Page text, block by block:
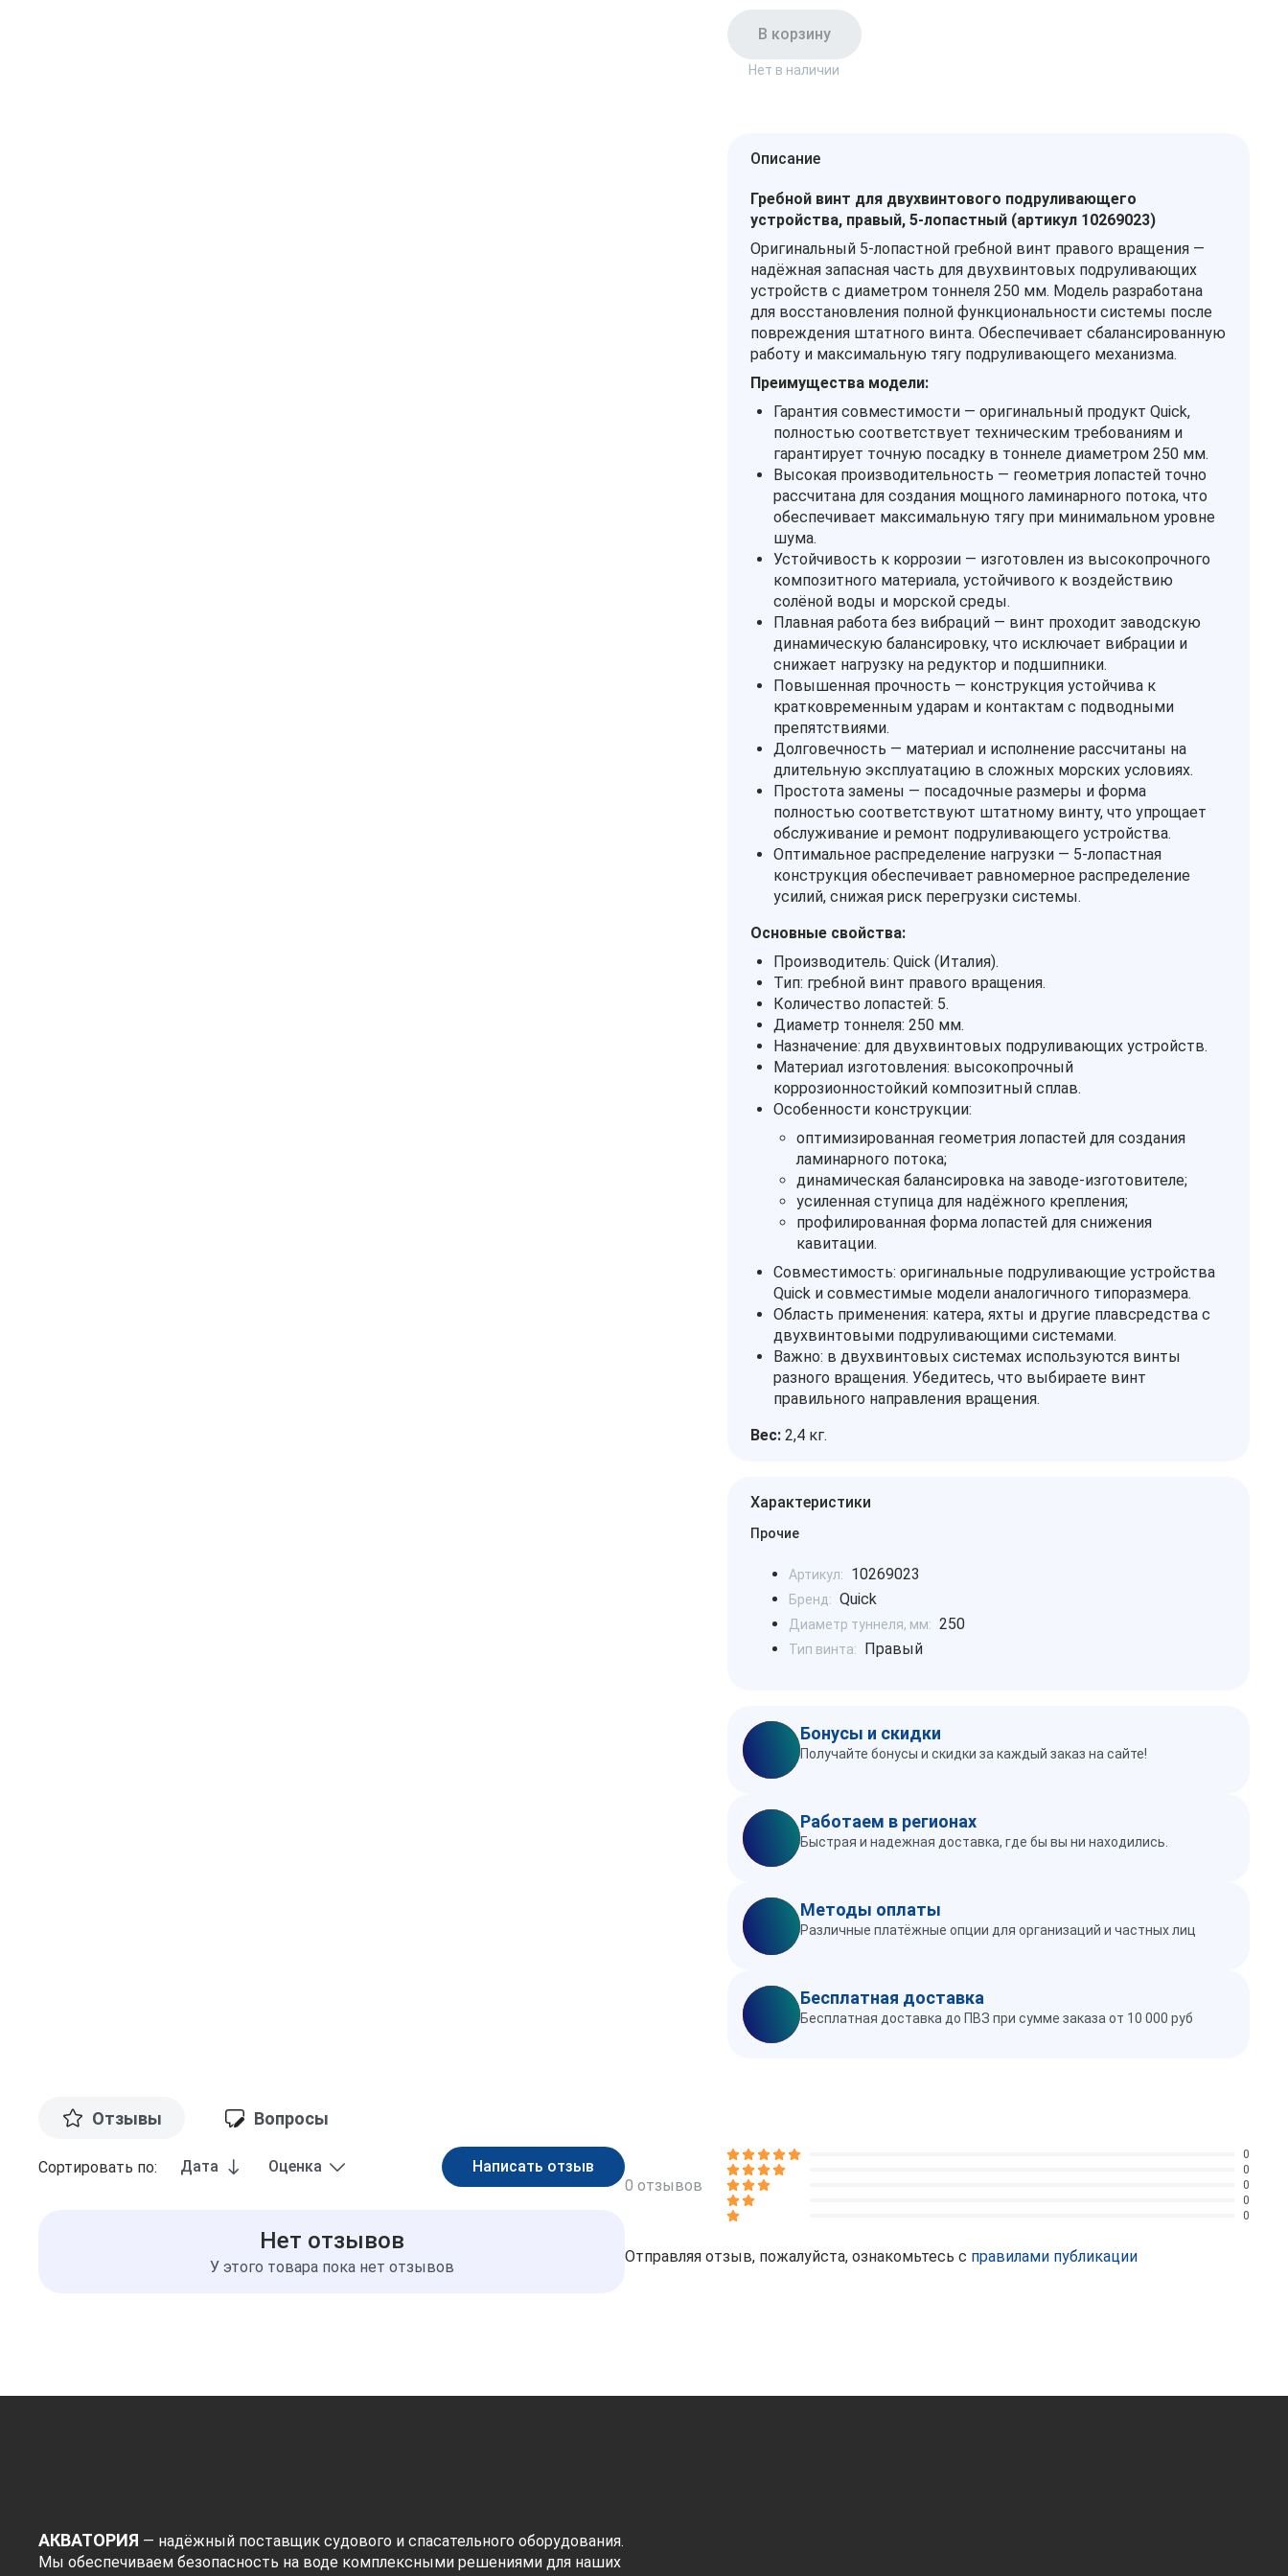
В корзину
Нет в наличии
Описание
Гребной винт для двухвинтового подруливающего
устройства, правый, 5‑лопастный (артикул 10269023)
Оригинальный 5‑лопастной гребной винт правого вращения —
надёжная запасная часть для двухвинтовых подруливающих
устройств с диаметром тоннеля 250 мм. Модель разработана
для восстановления полной функциональности системы после
повреждения штатного винта. Обеспечивает сбалансированную
работу и максимальную тягу подруливающего механизма.
Преимущества модели:
Гарантия совместимости — оригинальный продукт Quick,
полностью соответствует техническим требованиям и
гарантирует точную посадку в тоннеле диаметром 250 мм.
Высокая производительность — геометрия лопастей точно
рассчитана для создания мощного ламинарного потока, что
обеспечивает максимальную тягу при минимальном уровне
шума.
Устойчивость к коррозии — изготовлен из высокопрочного
композитного материала, устойчивого к воздействию
солёной воды и морской среды.
Плавная работа без вибраций — винт проходит заводскую
динамическую балансировку, что исключает вибрации и
снижает нагрузку на редуктор и подшипники.
Повышенная прочность — конструкция устойчива к
кратковременным ударам и контактам с подводными
препятствиями.
Долговечность — материал и исполнение рассчитаны на
длительную эксплуатацию в сложных морских условиях.
Простота замены — посадочные размеры и форма
полностью соответствуют штатному винту, что упрощает
обслуживание и ремонт подруливающего устройства.
Оптимальное распределение нагрузки — 5‑лопастная
конструкция обеспечивает равномерное распределение
усилий, снижая риск перегрузки системы.
Основные свойства:
Производитель: Quick (Италия).
Тип: гребной винт правого вращения.
Количество лопастей: 5.
Диаметр тоннеля: 250 мм.
Назначение: для двухвинтовых подруливающих устройств.
Материал изготовления: высокопрочный
коррозионностойкий композитный сплав.
Особенности конструкции:
оптимизированная геометрия лопастей для создания
ламинарного потока;
динамическая балансировка на заводе-изготовителе;
усиленная ступица для надёжного крепления;
профилированная форма лопастей для снижения
кавитации.
Совместимость: оригинальные подруливающие устройства
Quick и совместимые модели аналогичного типоразмера.
Область применения: катера, яхты и другие плавсредства с
двухвинтовыми подруливающими системами.
Важно: в двухвинтовых системах используются винты
разного вращения. Убедитесь, что выбираете винт
правильного направления вращения.
Вес:2,4 кг.
Характеристики
Прочие
Артикул: 10269023
Бренд: Quick
Диаметр туннеля, мм: 250
Тип винта: Правый
Бонусы и скидки
Получайте бонусы и скидки за каждый заказ на сайте!
Работаем в регионах
Быстрая и надежная доставка, где бы вы ни находились.
Методы оплаты
Различные платёжные опции для организаций и частных лиц
Бесплатная доставка
Бесплатная доставка до ПВЗ при сумме заказа от 10 000 руб
Отзывы Вопросы
Сортировать по: Дата Оценка
Нет отзывов
У этого товара пока нет отзывов
0 отзывов
0
0
0
0
0
Отправляя отзыв, пожалуйста, ознакомьтесь с правилами публикации
АКВАТОРИЯ — надёжный поставщик судового и спасательного оборудования.
Мы обеспечиваем безопасность на воде комплексными решениями для наших